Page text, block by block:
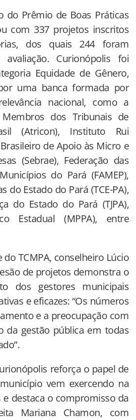
do Prêmio de Boas Práticas
com 337 projetos inscritos
dos quais 244 foram
avaliação. Curionópolis foi
Equidade de Gênero,
uma banca formada por
nacional, como a
dos Tribunais de
(Atricon), Instituto Rui
de Apoio às Micro e
(Sebrae), Federação das
do Pará (FAMEP),
do Estado do Pará (TCE-PA),
do Estado do Pará (TJPA),
Estadual (MPPA), entre
do TCMPA, conselheiro Lúcio
de projetos demonstra o
dos gestores municipais
e eficazes: “Os números
e a preocupação com
da gestão pública em todas
reforça o papel de
vem exercendo na
e destaca o compromisso da
Mariana Chamon, com